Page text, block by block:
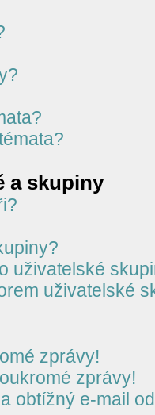
a skupiny
uživatelské
uživatelské
zprávy!
zprávy!
obtížný e-mail